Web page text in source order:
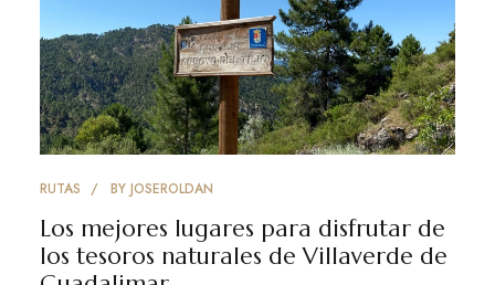
RUTAS BY JOSEROLDAN
Los mejores lugares para disfrutar de
los tesoros naturales de Villaverde de